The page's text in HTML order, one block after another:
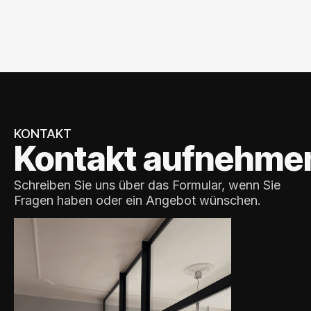
KONTAKT
Kontakt
Schreiben Sie uns über das Formular, wenn Sie
Fragen haben oder ein Angebot wünschen.